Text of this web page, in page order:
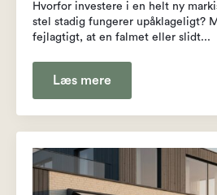
Hvorfor investere i en helt ny
stel stadig fungerer upåklageligt?
fejlagtigt, at en falmet eller slidt...
Læs mere